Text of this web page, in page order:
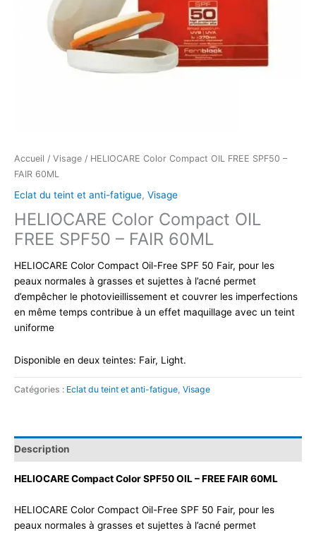
Accueil / Visage / HELIOCARE Color Compact OIL FREE SPF50 –
FAIR 60ML
Eclat du teint et anti-fatigue, Visage
HELIOCARE Color Compact OIL
FREE SPF50 – FAIR 60ML
HELIOCARE Color Compact Oil-Free SPF 50 Fair, pour les
peaux normales à grasses et sujettes à l’acné permet
d’empêcher le photovieillissement et couvrer les imperfections
en même temps contribue à un effet maquillage avec un teint
uniforme
Disponible en deux teintes: Fair, Light.
Catégories : Eclat du teint et anti-fatigue, Visage
Description
HELIOCARE Compact Color SPF50 OIL – FREE FAIR 60ML
HELIOCARE Color Compact Oil-Free SPF 50 Fair, pour les
peaux normales à grasses et sujettes à l’acné permet